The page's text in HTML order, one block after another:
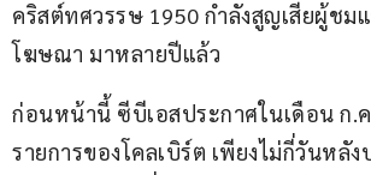
คริสต์ทศวรรษ 1950 กำลังสูญเสียผู้ชม
โฆษณา มาหลายปีแล้ว
ก่อนหน้านี้ ซีบีเอสประกาศในเดือน ก.ค
รายการของโคลเบิร์ต เพียงไม่กี่วันหลั